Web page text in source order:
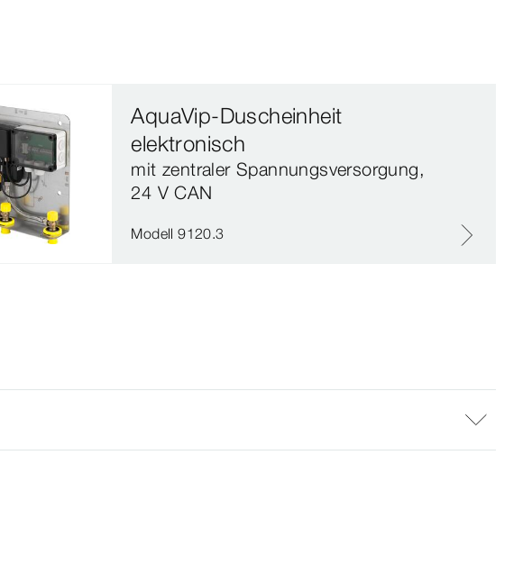
AquaVip-Duscheinheit
elektronisch
mit zentraler Spannungsversorgung,
24 V CAN
Modell 9120.3